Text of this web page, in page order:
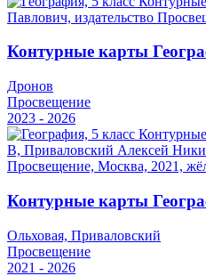
Контурные карты
Дронов
Просвещение
2023 - 2026
Контурные карты
Ольховая, Приваловский
Просвещение
2021 - 2026